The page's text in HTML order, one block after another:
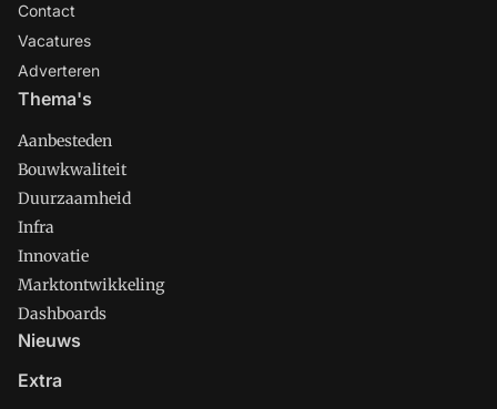
Contact
Vacatures
Adverteren
Thema's
Aanbesteden
Bouwkwaliteit
Duurzaamheid
Infra
Innovatie
Marktontwikkeling
Dashboards
Nieuws
Extra